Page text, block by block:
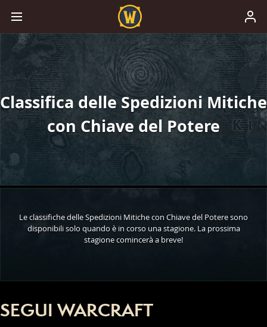
Classifica delle Spedizioni Mitiche
con Chiave del Potere
Le classifiche delle Spedizioni Mitiche con Chiave del Potere sono
disponibili solo quando è in corso una stagione. La prossima
stagione comincerà a breve!
SEGUI WARCRAFT